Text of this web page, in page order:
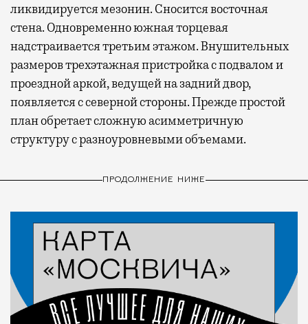
ликвидируется мезонин. Сносится восточная
стена. Одновременно южная торцевая
надстраивается третьим этажом. Внушительных
размеров трехэтажная пристройка с подвалом и
проездной аркой, ведущей на задний двор,
появляется с северной стороны. Прежде простой
план обретает сложную асимметричную
структуру с разноуровневыми объемами.
ПРОДОЛЖЕНИЕ НИЖЕ